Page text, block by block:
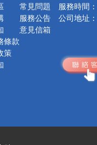
條款
策
常見問題
服務公告
意見信箱
服務時間：
公司地址：